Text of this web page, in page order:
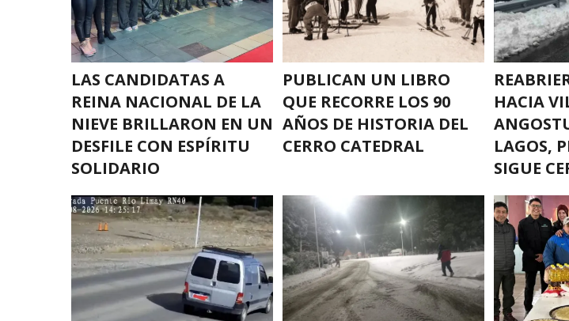
LAS CANDIDATAS A
REINA NACIONAL DE LA
NIEVE BRILLARON EN UN
DESFILE CON ESPÍRITU
SOLIDARIO
PUBLICAN UN LIBRO
QUE RECORRE LOS 90
AÑOS DE HISTORIA DEL
CERRO CATEDRAL
HACIA
LAGOS,
SIGUE